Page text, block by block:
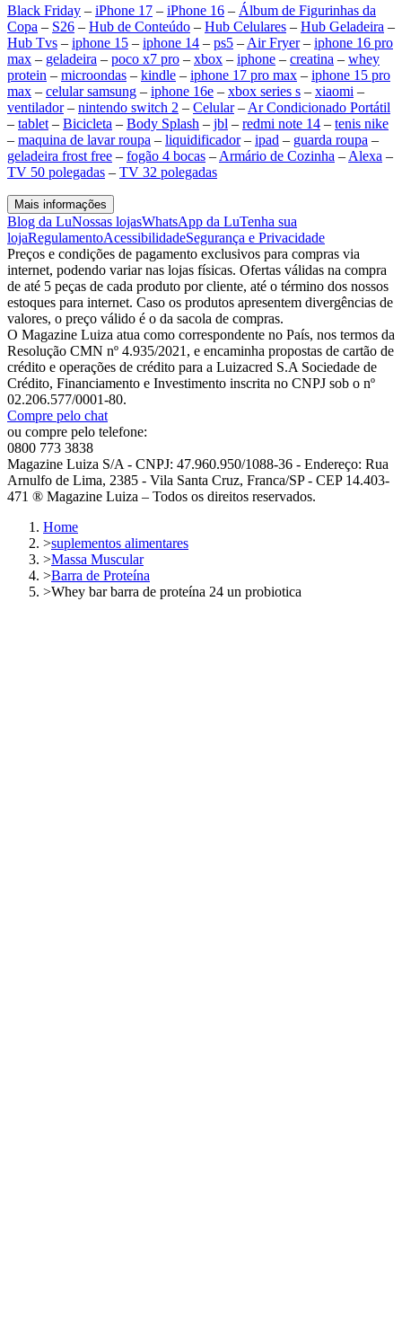
Black Friday – iPhone 17 – iPhone 16 – Álbum de Figurinhas da
Copa – S26 – Hub de Conteúdo – Hub Celulares – Hub Geladeira –
Hub Tvs – iphone 15 – iphone 14 – ps5 – Air Fryer– iphone 16 pro
max – geladeira – poco x7 pro – xbox – iphone – creatina – whey
protein – microondas – kindle – iphone 17 pro max – iphone 15 pro
max – celular samsung – iphone 16e – xbox series s – xiaomi –
ventilador– nintendo switch 2 – Celular– Ar Condicionado Portátil
– tablet – Bicicleta – Body Splash – jbl – redmi note 14 – tenis nike
– maquina de lavar roupa – liquidificador– ipad – guarda roupa –
geladeira frost free – fogão 4 bocas – Armário de Cozinha – Alexa –
TV 50 polegadas – TV 32 polegadas
Mais informações
Blog da LuNossas lojasWhatsApp da LuTenha sua
lojaRegulamentoAcessibilidadeSegurança e Privacidade
Preços e condições de pagamento exclusivos para compras via
internet, podendo variar nas lojas físicas. Ofertas válidas na compra
de até 5 peças de cada produto por cliente, até o término dos nossos
estoques para internet. Caso os produtos apresentem divergências de
valores, o preço válido é o da sacola de compras.
O Magazine Luiza atua como correspondente no País, nos termos da
Resolução CMN nº 4.935/2021, e encaminha propostas de cartão de
crédito e operações de crédito para a Luizacred S.A Sociedade de
Crédito, Financiamento e Investimento inscrita no CNPJ sob o nº
02.206.577/0001-80.
Compre pelo chat
ou compre pelo telefone:
0800 773 3838
Magazine Luiza S/A - CNPJ: 47.960.950/1088-36 - Endereço: Rua
Arnulfo de Lima, 2385 - Vila Santa Cruz, Franca/SP - CEP 14.403-
471 ® Magazine Luiza – Todos os direitos reservados.
Home
>suplementos alimentares
>Massa Muscular
>Barra de Proteína
>Whey bar barra de proteína 24 un probiotica